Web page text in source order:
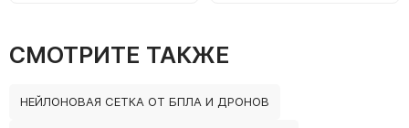
СМОТРИТЕ ТАКЖЕ
НЕЙЛОНОВАЯ СЕТКА ОТ БПЛА И ДРОНОВ